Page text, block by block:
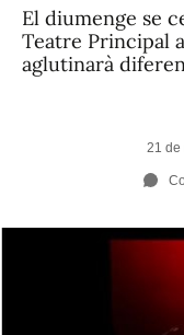
El diumenge se
Teatre Principal
aglutinarà
21 de